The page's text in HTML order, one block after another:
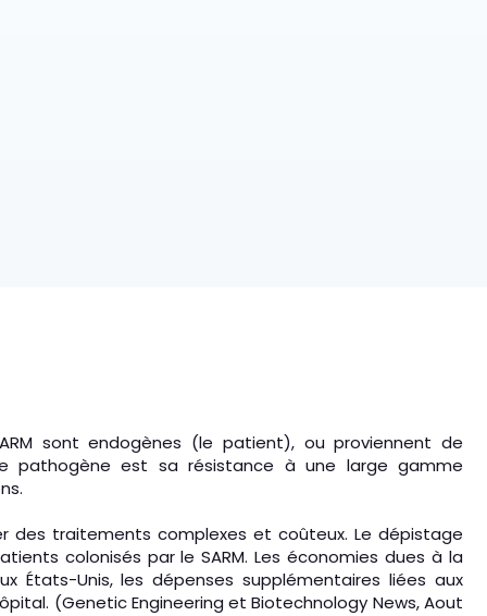
sont endogènes (le patient), ou proviennent de
pathogène est sa résistance à une large gamme
des traitements complexes et coûteux. Le dépistage
colonisés par le SARM. Les économies dues à la
États-Unis, les dépenses supplémentaires liées aux
(Genetic Engineering et Biotechnology News, Aout